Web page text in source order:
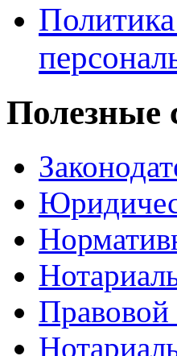
Полезные
Правовой